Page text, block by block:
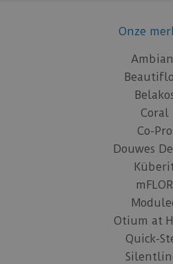
Onze
Coral
Co-Pro
Douwes
mFLOR
Otium at
Quick-